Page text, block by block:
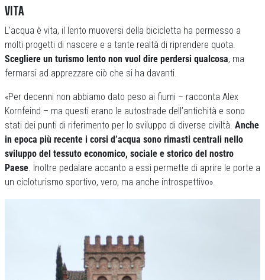
VITA
L’acqua è vita, il lento muoversi della bicicletta ha permesso a
molti progetti di nascere e a tante realtà di riprendere quota.
Scegliere un turismo lento non vuol dire perdersi qualcosa, ma
fermarsi ad apprezzare ciò che si ha davanti.
«Per decenni non abbiamo dato peso ai fiumi – racconta Alex
Kornfeind – ma questi erano le autostrade dell’antichità e sono
stati dei punti di riferimento per lo sviluppo di diverse civiltà. Anche
in epoca più recente i corsi d’acqua sono rimasti centrali nello
sviluppo del tessuto economico, sociale e storico del nostro
Paese. Inoltre pedalare accanto a essi permette di aprire le porte a
un cicloturismo sportivo, vero, ma anche introspettivo».